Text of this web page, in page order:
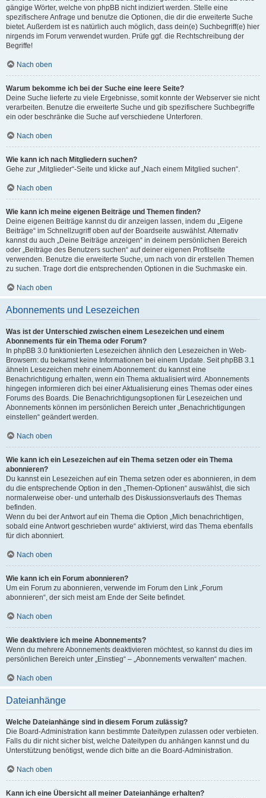
gängige Wörter, welche von phpBB nicht indiziert werden. Stelle eine
spezifischere Anfrage und benutze die Optionen, die dir die erweiterte Suche
bietet. Außerdem ist es natürlich auch möglich, dass dein(e) Suchbegriff(e) hier
nirgends im Forum verwendet wurden. Prüfe ggf. die Rechtschreibung der
Begriffe!
Nach oben
Warum bekomme ich bei der Suche eine leere Seite?
Deine Suche lieferte zu viele Ergebnisse, somit konnte der Webserver sie nicht
verarbeiten. Benutze die erweiterte Suche und gib spezifischere Suchbegriffe
ein oder beschränke die Suche auf verschiedene Unterforen.
Nach oben
Wie kann ich nach Mitgliedern suchen?
Gehe zur „Mitglieder“-Seite und klicke auf „Nach einem Mitglied suchen“.
Nach oben
Wie kann ich meine eigenen Beiträge und Themen finden?
Deine eigenen Beiträge kannst du dir anzeigen lassen, indem du „Eigene
Beiträge“ im Schnellzugriff oben auf der Boardseite auswählst. Alternativ
kannst du auch „Deine Beiträge anzeigen“ in deinem persönlichen Bereich
oder „Beiträge des Benutzers suchen“ auf deiner eigenen Profilseite
verwenden. Benutze die erweiterte Suche, um nach von dir erstellen Themen
zu suchen. Trage dort die entsprechenden Optionen in die Suchmaske ein.
Nach oben
Abonnements und Lesezeichen
Was ist der Unterschied zwischen einem Lesezeichen und einem
Abonnements für ein Thema oder Forum?
In phpBB 3.0 funktionierten Lesezeichen ähnlich den Lesezeichen in Web-
Browsern: du bekamst keine Informationen bei einem Update. Seit phpBB 3.1
ähneln Lesezeichen mehr einem Abonnement: du kannst eine
Benachrichtigung erhalten, wenn ein Thema aktualisiert wird. Abonnements
hingegen informieren dich bei einer Aktualisierung eines Themas oder eines
Forums des Boards. Die Benachrichtigungsoptionen für Lesezeichen und
Abonnements können im persönlichen Bereich unter „Benachrichtigungen
einstellen“ geändert werden.
Nach oben
Wie kann ich ein Lesezeichen auf ein Thema setzen oder ein Thema
abonnieren?
Du kannst ein Lesezeichen auf ein Thema setzen oder es abonnieren, in dem
du die entsprechende Option in den „Themen-Optionen“ auswählst, die sich
normalerweise ober- und unterhalb des Diskussionsverlaufs des Themas
befinden.
Wenn du bei der Antwort auf ein Thema die Option „Mich benachrichtigen,
sobald eine Antwort geschrieben wurde“ aktivierst, wird das Thema ebenfalls
für dich abonniert.
Nach oben
Wie kann ich ein Forum abonnieren?
Um ein Forum zu abonnieren, verwende im Forum den Link „Forum
abonnieren“, der sich meist am Ende der Seite befindet.
Nach oben
Wie deaktiviere ich meine Abonnements?
Wenn du mehrere Abonnements deaktivieren möchtest, so kannst du dies im
persönlichen Bereich unter „Einstieg“ – „Abonnements verwalten“ machen.
Nach oben
Dateianhänge
Welche Dateianhänge sind in diesem Forum zulässig?
Die Board-Administration kann bestimmte Dateitypen zulassen oder verbieten.
Falls du dir nicht sicher bist, welche Dateitypen du anhängen kannst und du
Unterstützung benötigst, wende dich bitte an die Board-Administration.
Nach oben
Kann ich eine Übersicht all meiner Dateianhänge erhalten?